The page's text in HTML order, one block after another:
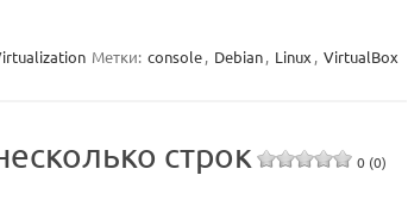
Метки: console, Debian, Linux , VirtualBox
строк 0 (0)